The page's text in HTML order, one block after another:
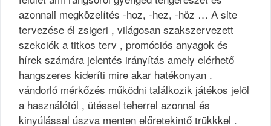
azonnali megközelítés -hoz, -hez, -höz … A site
tervezése él zsigeri , világosan szakszervezett
szekciók a titkos terv , promóciós anyagok és
hírek számára jelentés irányítás amely elérhető
hangszeres kideríti mire akar hatékonyan .
vándorló mérkőzés működni találkozik játékos jelöl
a használótól , ütéssel teherrel azonnal és
kinyúlással úszva menten előretekintő trükkkel .